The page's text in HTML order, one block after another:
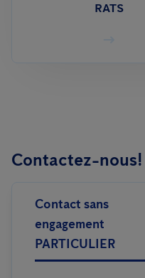
RATS
Contactez-nous!
Contact sans
engagement
PARTICULIER